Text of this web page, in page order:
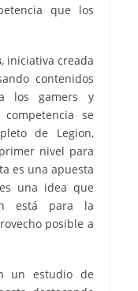
que los
, iniciativa creada
contenidos
los gamers y
se
de Legion,
nivel para
es una apuesta
una idea que
está para la
posible a
un estudio de